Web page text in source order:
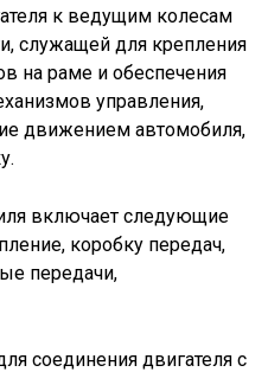
к ведущим колесам
служащей для крепления
на раме и обеспечения
управления,
движением автомобиля,
включает следующие
коробку передач,
передачи,
соединения двигателя с